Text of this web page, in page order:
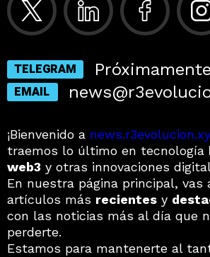
TELEGRAM Próximamente
EMAIL
¡Bienvenido a
traemos lo último en tecnología
web3 y otras innovaciones
En nuestra página principal, vas
artículos más recientes y
con las noticias más al día que
perderte.
Estamos para mantenerte al